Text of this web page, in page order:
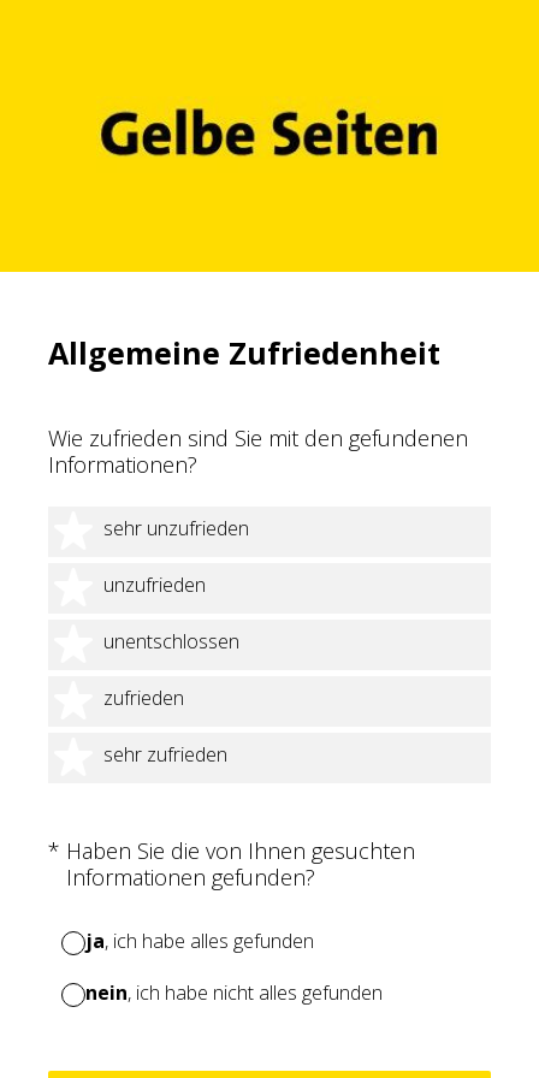
Allgemeine Zufriedenheit
Wie zufrieden sind Sie mit den gefundenen
Informationen?
sehr unzufrieden
1 Stern
unzufrieden
2 Sterne
unentschlossen
3 Sterne
zufrieden
4 Sterne
sehr zufrieden
5 Sterne
* Haben Sie die von Ihnen gesuchten
Informationen gefunden?
(Erforderlich.)
ja, ich habe alles gefunden
nein, ich habe nicht alles gefunden